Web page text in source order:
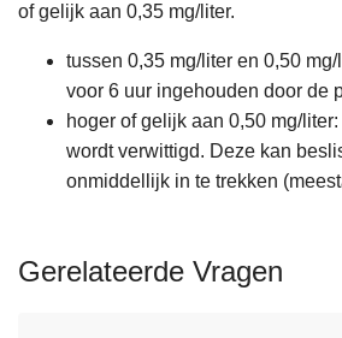
of gelijk aan 0,35 mg/liter.
tussen 0,35 mg/liter en 0,50
voor 6 uur ingehouden door de
hoger of gelijk aan 0,50 mg/
wordt verwittigd. Deze kan
onmiddellijk in te trekken
Gerelateerde Vragen